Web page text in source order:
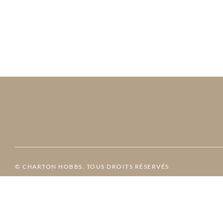
© CHARTON HOBBS, TOUS DROITS RÉSERVÉS